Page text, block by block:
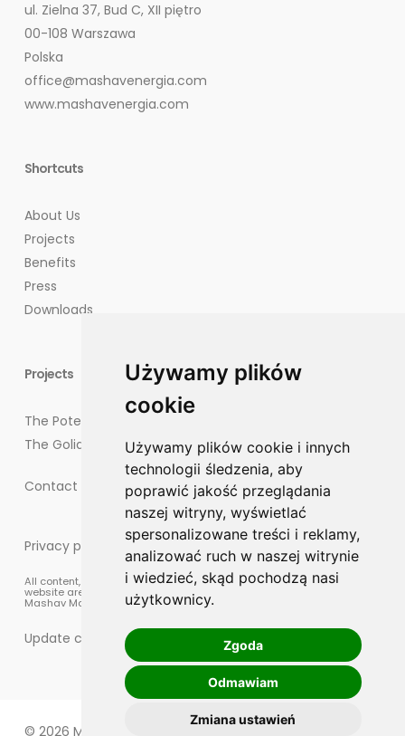
Używamy plików
cookie
Używamy plików cookie i innych
technologii śledzenia, aby
poprawić jakość przeglądania
naszej witryny, wyświetlać
spersonalizowane treści i reklamy,
analizować ruch w naszej witrynie
i wiedzieć, skąd pochodzą nasi
użytkownicy.
Zgoda
Odmawiam
Zmiana ustawień
ul. Zielna 37, Bud C, XII piętro
00-108 Warszawa
Polska
office@mashavenergia.com
www.mashavenergia.com
Shortcuts
About Us
Projects
Benefits
Press
Downloads
Projects
The Potegowo Project
The Goliat Project
Contact points for residents
Privacy policy
All content, materials, and graphic elements published on this
website are protected by copyright law and are the property of
Mashav Management sp. z o.o.
Update cookies preferences
© 2026 Mashav Energia.